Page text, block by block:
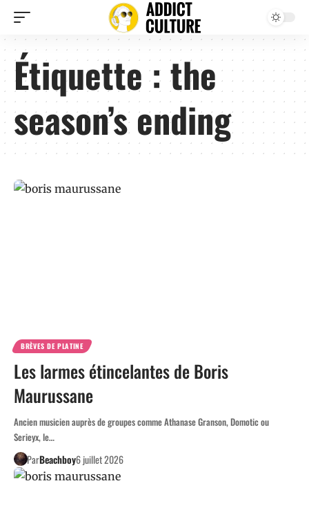
Étiquette :the
season’s ending
BRÈVES DE PLATINE
Les larmes étincelantes de Boris
Maurussane
Ancien musicien auprès de groupes comme Athanase Granson, Domotic ou
Serieyx, le…
ParBeachboy6 juillet 2026